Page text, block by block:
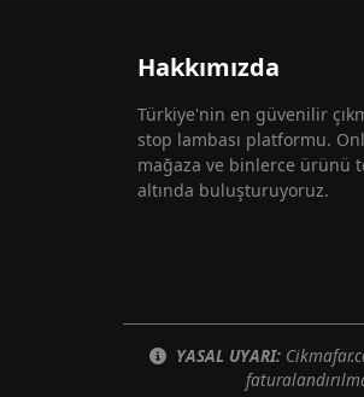
Hakkımızda
Türkiye'nin en güvenilir
stop lambası platformu.
mağaza ve binlerce ürünü
altında buluşturuyoruz.
YASAL UYARI: